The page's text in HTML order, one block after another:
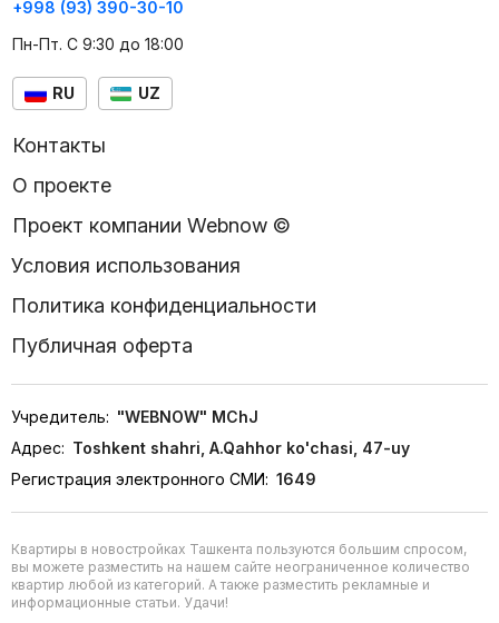
+998 (93) 390-30-10
Пн-Пт. С 9:30 до 18:00
RU UZ
Контакты
О проекте
Проект компании Webnow ©
Условия использования
Политика конфиденциальности
Публичная оферта
Учредитель: "WEBNOW" MChJ
Адрес: Toshkent shahri, A.Qahhor ko'chasi, 47-uy
Регистрация электронного СМИ: 1649
Квартиры в новостройках Ташкента пользуются большим спросом,
вы можете разместить на нашем сайте неограниченное количество
квартир любой из категорий. А также разместить рекламные и
информационные статьи. Удачи!